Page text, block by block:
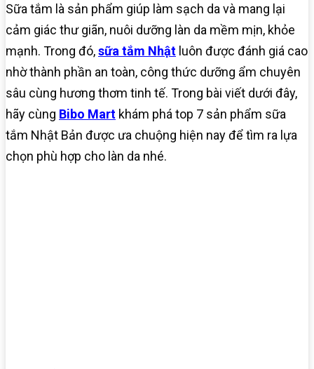
Sữa tắm là sản phẩm giúp làm sạch da và mang lại
cảm giác thư giãn, nuôi dưỡng làn da mềm mịn, khỏe
mạnh. Trong đó,sữa tắm Nhật luôn được đánh giá cao
nhờ thành phần an toàn, công thức dưỡng ẩm chuyên
sâu cùng hương thơm tinh tế. Trong bài viết dưới đây,
hãy cùng Bibo Mart khám phá top 7 sản phẩm sữa
tắm Nhật Bản được ưa chuộng hiện nay để tìm ra lựa
chọn phù hợp cho làn da nhé.